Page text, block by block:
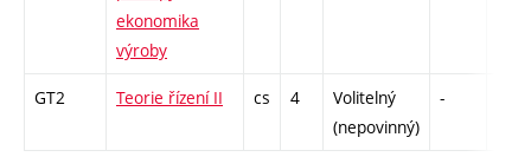
ekonomika
výroby
GT2 Teorie řízení II cs 4
Volitelný
(nepovinný)
-